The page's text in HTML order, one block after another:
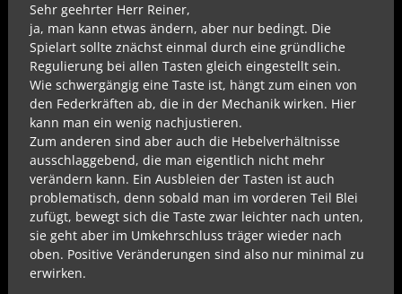
Sehr geehrter Herr Reiner,
ja, man kann etwas ändern, aber nur bedingt. Die
Spielart sollte znächst einmal durch eine gründliche
Regulierung bei allen Tasten gleich eingestellt sein.
Wie schwergängig eine Taste ist, hängt zum einen von
den Federkräften ab, die in der Mechanik wirken. Hier
kann man ein wenig nachjustieren.
Zum anderen sind aber auch die Hebelverhältnisse
ausschlaggebend, die man eigentlich nicht mehr
verändern kann. Ein Ausbleien der Tasten ist auch
problematisch, denn sobald man im vorderen Teil Blei
zufügt, bewegt sich die Taste zwar leichter nach unten,
sie geht aber im Umkehrschluss träger wieder nach
oben. Positive Veränderungen sind also nur minimal zu
erwirken.